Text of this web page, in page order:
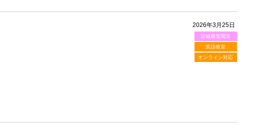
2026年3月25日
茨城県笠間市
英語教室
オンライン対応